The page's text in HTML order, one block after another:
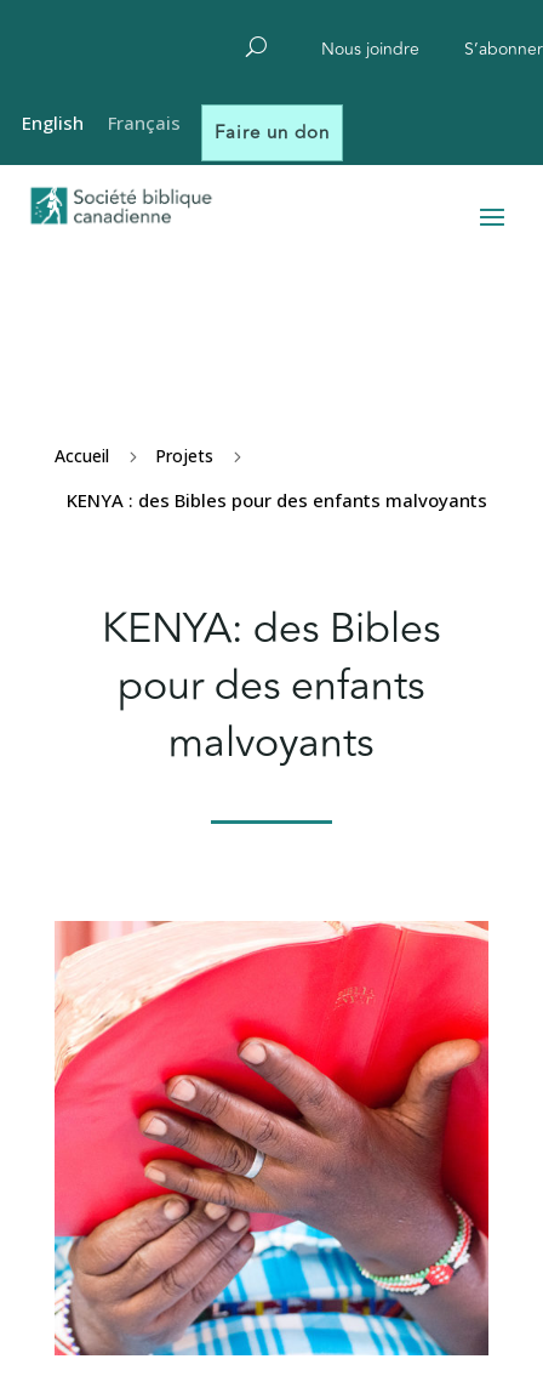
Nous joindre S’abonner
Faire un don
Accueil 5 Projets 5
KENYA : des Bibles pour des enfants malvoyants
KENYA: des Bibles
pour des enfants
malvoyants
English Français